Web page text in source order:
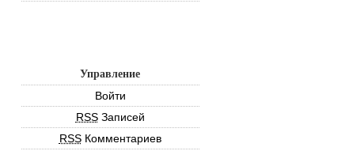
Управление
Войти
RSSЗаписей
RSSКомментариев